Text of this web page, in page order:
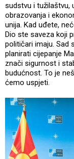
sudstvu i tužilaštvu,
obrazovanja i
unija. Kad uđete,
Dio ste saveza koji
političari imaju. Sad
planirati cijepanje
znači sigurnost i
budućnost. To je
ćemo uspjeti.